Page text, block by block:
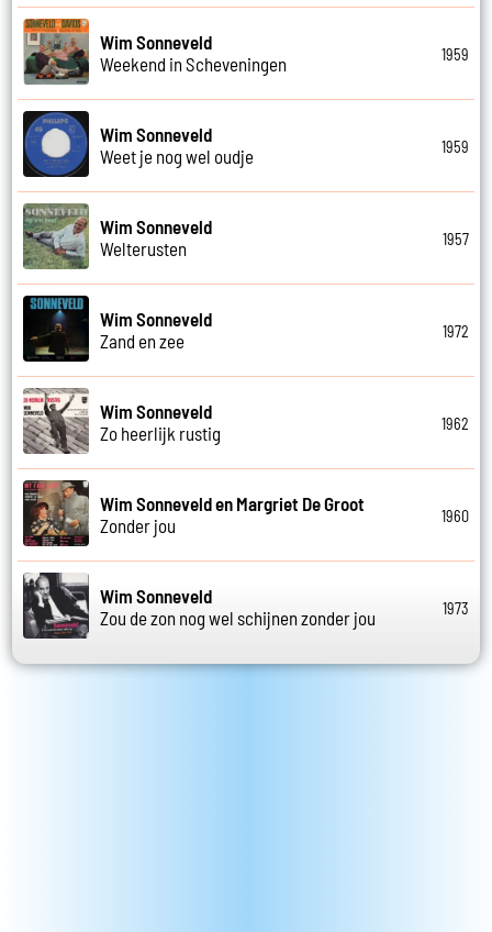
Wim Sonneveld
Weekend in Scheveningen
1959
Wim Sonneveld
Weet je nog wel oudje
1959
Wim Sonneveld
Welterusten
1957
Wim Sonneveld
Zand en zee
1972
Wim Sonneveld
Zo heerlijk rustig
1962
Wim Sonneveld en Margriet De Groot
Zonder jou
1960
Wim Sonneveld
Zou de zon nog wel schijnen zonder jou
1973